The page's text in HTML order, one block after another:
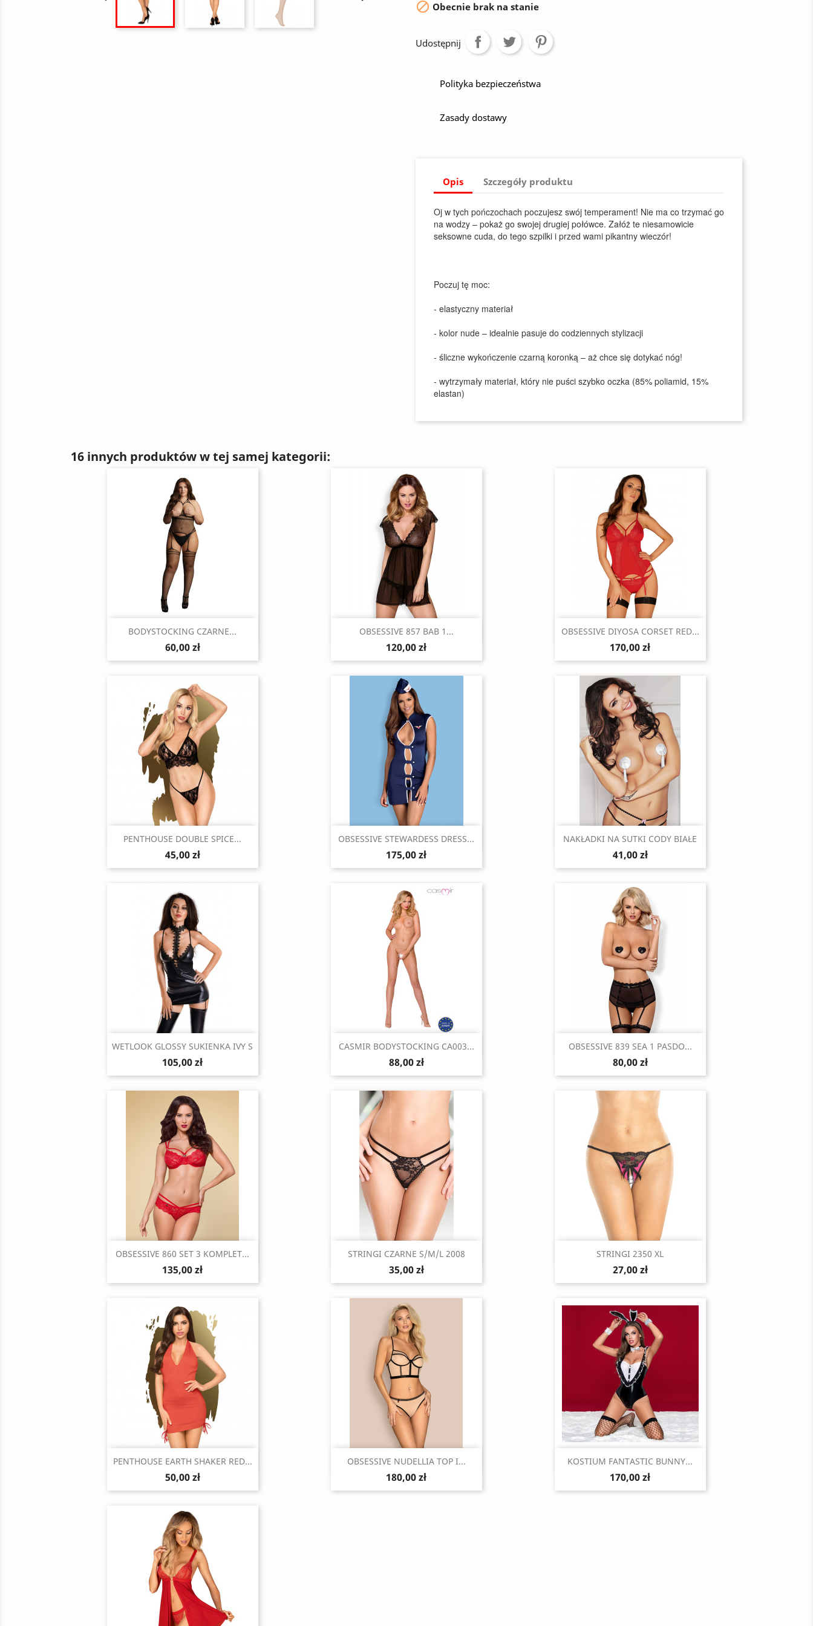
 Obecnie brak na stanie
Udostępnij
Polityka bezpieczeństwa
Zasady dostawy
Opis Szczegóły produktu
Oj w tych pończochach poczujesz swój temperament! Nie ma co trzymać go
na wodzy – pokaż go swojej drugiej połówce. Załóż te niesamowicie
seksowne cuda, do tego szpilki i przed wami pikantny wieczór!
Poczuj tę moc:
- elastyczny materiał
- kolor nude – idealnie pasuje do codziennych stylizacji
- śliczne wykończenie czarną koronką – aż chce się dotykać nóg!
- wytrzymały materiał, który nie puści szybko oczka (85% poliamid, 15%
elastan)
16 innych produktów w tej samej kategorii:
Szybki podgląd
BODYSTOCKING CZARNE...
60,00 zł
Szybki podgląd
OBSESSIVE 857 BAB 1...
120,00 zł
Szybki podgląd
OBSESSIVE DIYOSA CORSET RED...
170,00 zł
Szybki podgląd
PENTHOUSE DOUBLE SPICE...
45,00 zł
Szybki podgląd
OBSESSIVE STEWARDESS DRESS...
175,00 zł
Szybki podgląd
NAKŁADKI NA SUTKI CODY BIAŁE
41,00 zł
 Szybki podgląd
WETLOOK GLOSSY SUKIENKA IVY S
105,00 zł
Szybki podgląd
CASMIR BODYSTOCKING CA003...
88,00 zł
Szybki podgląd
OBSESSIVE 839 SEA 1 PASDO...
80,00 zł
Szybki podgląd
OBSESSIVE 860 SET 3 KOMPLET...
135,00 zł
Szybki podgląd
STRINGI CZARNE S/M/L 2008
35,00 zł
Szybki podgląd
STRINGI 2350 XL
27,00 zł
Szybki podgląd
PENTHOUSE EARTH SHAKER RED...
50,00 zł
Szybki podgląd
OBSESSIVE NUDELLIA TOP I...
180,00 zł
Szybki podgląd
KOSTIUM FANTASTIC BUNNY...
170,00 zł